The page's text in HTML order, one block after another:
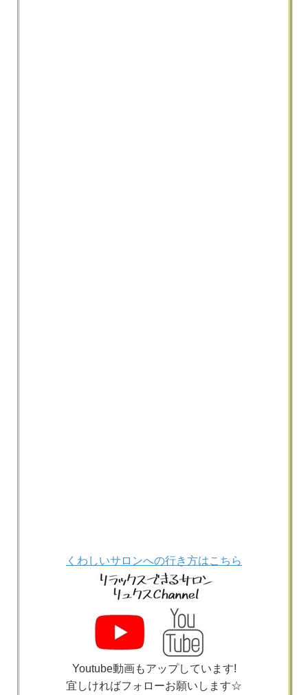
くわしいサロンへの行き方はこちら
Youtube動画もアップしています!
宜しければフォローお願いします☆